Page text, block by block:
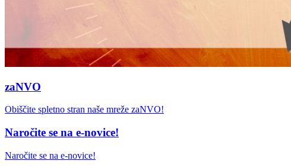
zaNVO
Obiščite spletno stran naše mreže zaNVO!
Naročite se na e-novice!
Naročite se na e-novice!